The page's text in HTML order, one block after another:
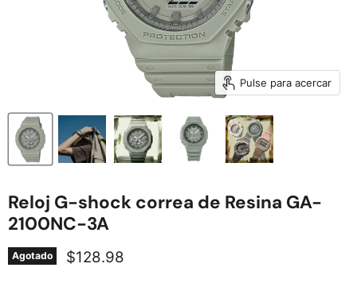
Pulse para acercar
Reloj G-shock correa de Resina GA-
2100NC-3A
Agotado Precio actual
$128.98